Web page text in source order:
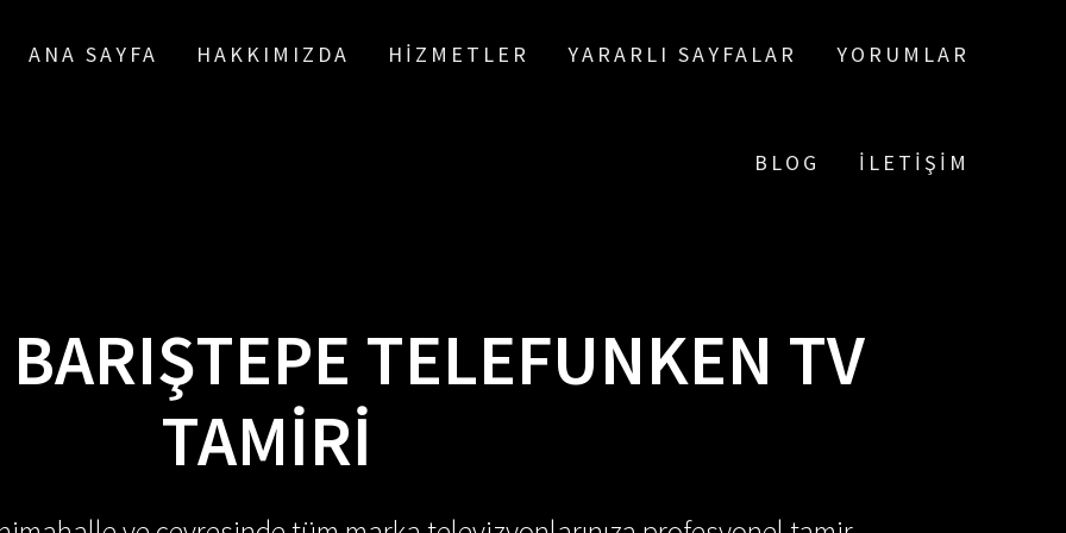
ANA SAYFA HAKKIMIZDA HIZMETLER YARARLI SAYFALAR YORUMLAR
BLOG İLETIŞIM
BARIŞTEPE TELEFUNKEN TV
TAMIRI